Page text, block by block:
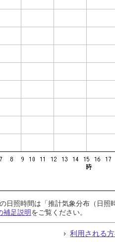
日照時間は「推計気象分布（日
補足説明をご覧ください。
利用される